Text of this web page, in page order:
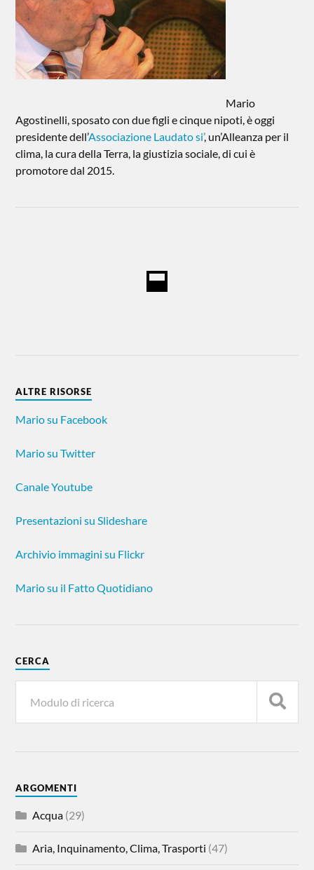
Mario
Agostinelli, sposato con due figli e cinque nipoti, è oggi
presidente dell’Associazione Laudato si’, un’Alleanza per il
clima, la cura della Terra, la giustizia sociale, di cui è
promotore dal 2015.
ALTRE RISORSE
Mario su Facebook
Mario su Twitter
Canale Youtube
Presentazioni su Slideshare
Archivio immagini su Flickr
Mario su il Fatto Quotidiano
CERCA
ARGOMENTI
Acqua (29)
Aria, Inquinamento, Clima, Trasporti (47)